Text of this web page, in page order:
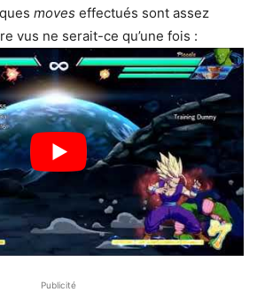
moves effectués sont assez
vus ne serait-ce qu’une fois :
Publicité